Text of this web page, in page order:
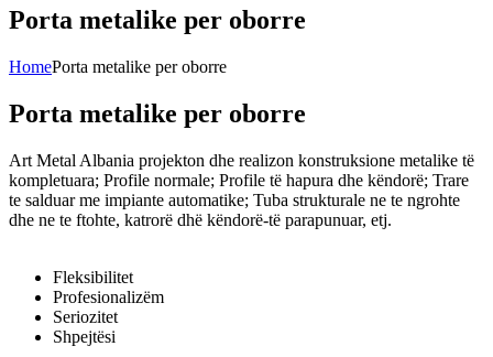
Porta metalike per oborre
HomePorta metalike per oborre
Porta metalike per oborre
Art Metal Albania projekton dhe realizon konstruksione metalike të
kompletuara; Profile normale; Profile të hapura dhe këndorë; Trare
te salduar me impiante automatike; Tuba strukturale ne te ngrohte
dhe ne te ftohte, katrorë dhë këndorë-të parapunuar, etj.
Fleksibilitet
Profesionalizëm
Seriozitet
Shpejtësi